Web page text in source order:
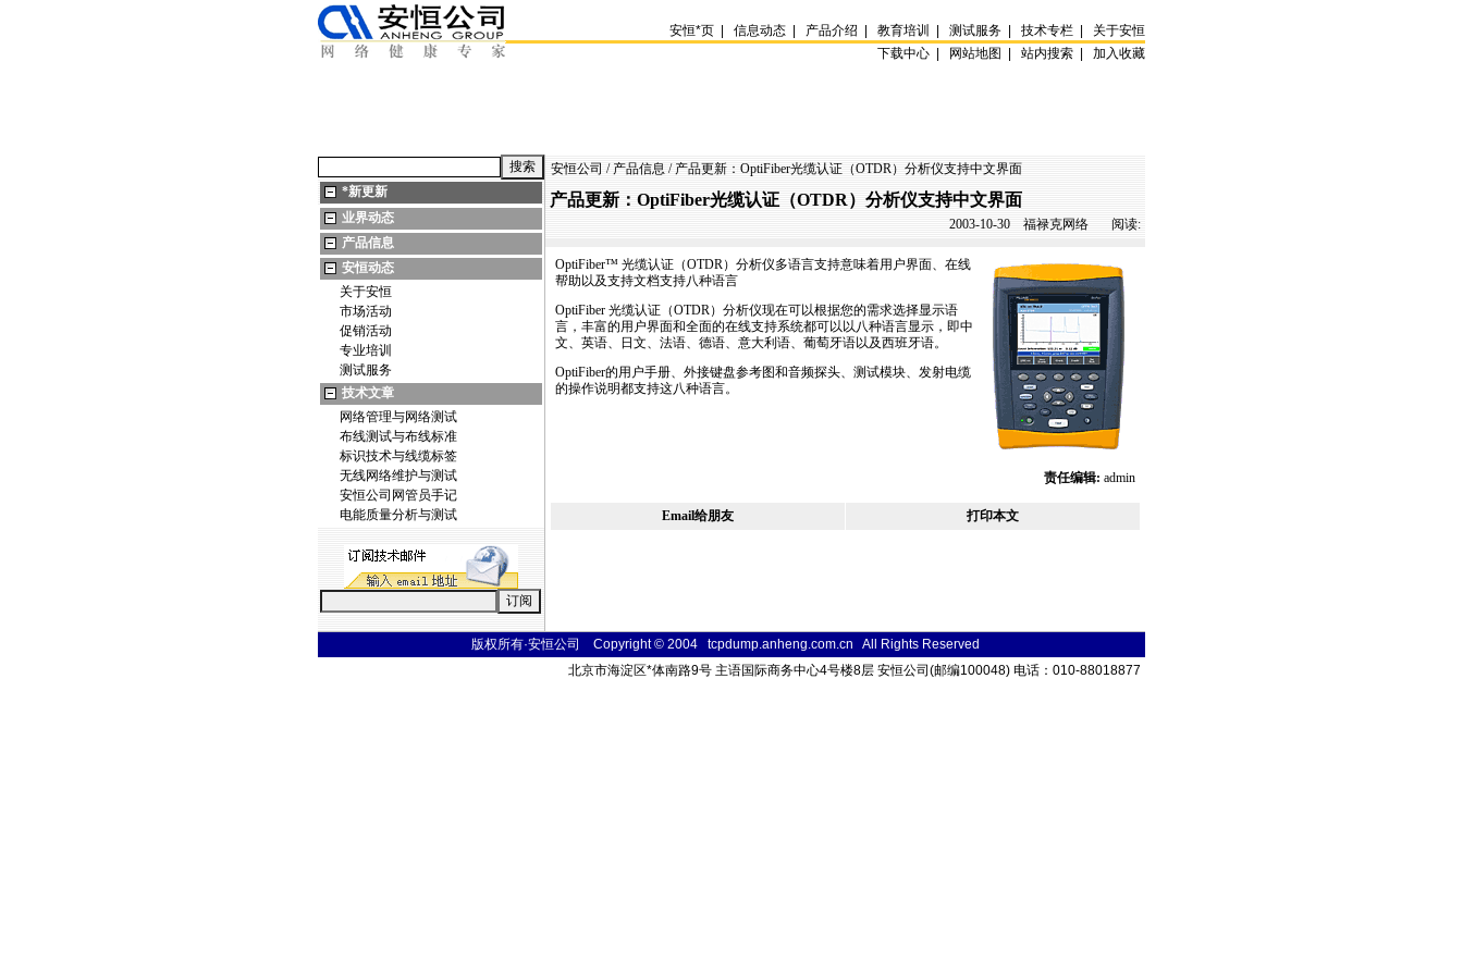
安恒*页 信息动态 产品介绍 教育培训 测试服务 技术专栏
关于安恒
下载中心 |
网站地图 站内搜索 加入收藏
*新更新
业界动态
产品信息
安恒动态
关于安恒
市场活动
促销活动
专业培训
测试服务
技术文章
网络管理与网络测试
布线测试与布线标准
标识技术与线缆标签
无线网络维护与测试
安恒公司网管员手记
电能质量分析与测试
安恒公司 / 产品信息 / 产品更新：OptiFiber光缆认证（OTDR）分析仪支持中文界面
产品更新：OptiFiber光缆认证（OTDR）分析仪支持中文界面
2003-10-30 福禄克网络 阅读:
OptiFiber™ 光缆认证（OTDR）分析仪多语言支持意味着用户界面、在线
帮助以及支持文档支持八种语言
OptiFiber 光缆认证（OTDR）分析仪现在可以根据您的需求选择显示语
言，丰富的用户界面和全面的在线支持系统都可以以八种语言显示，即中
文、英语、日文、法语、德语、意大利语、葡萄牙语以及西班牙语。
OptiFiber的用户手册、外接键盘参考图和音频探头、测试模块、发射电缆
的操作说明都支持这八种语言。
责任编辑: admin
Email给朋友 打印本文
版权所有·安恒公司 Copyright © 2004 tcpdump.anheng.com.cn All Rights Reserved
北京市海淀区*体南路9号 主语国际商务中心4号楼8层 安恒公司(邮编100048) 电话：010-88018877